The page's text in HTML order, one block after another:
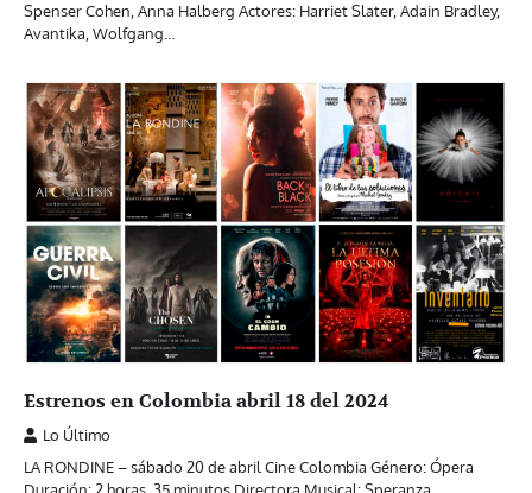
Spenser Cohen, Anna Halberg Actores: Harriet Slater, Adain Bradley,
Avantika, Wolfgang…
Estrenos en Colombia abril 18 del 2024
Lo Último
LA RONDINE – sábado 20 de abril Cine Colombia Género: Ópera